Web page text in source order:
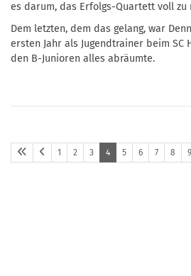
es darum, das Erfolgs-Quartett voll zu
Dem letzten, dem das gelang, war
ersten Jahr als Jugendtrainer beim SC
den B-Junioren alles abräumte.
1 2 3 4 5 6 7 8 9